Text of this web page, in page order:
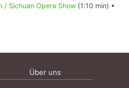
/ Sichuan Opera Show (1:10 min) •
Über uns